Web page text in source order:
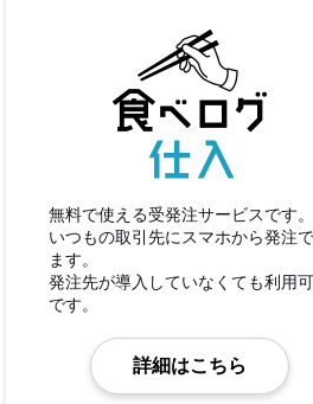
無料で使える受発注サービスです。
いつもの取引先にスマホから発注
ます。
発注先が導入していなくても利用
です。
詳細はこちら